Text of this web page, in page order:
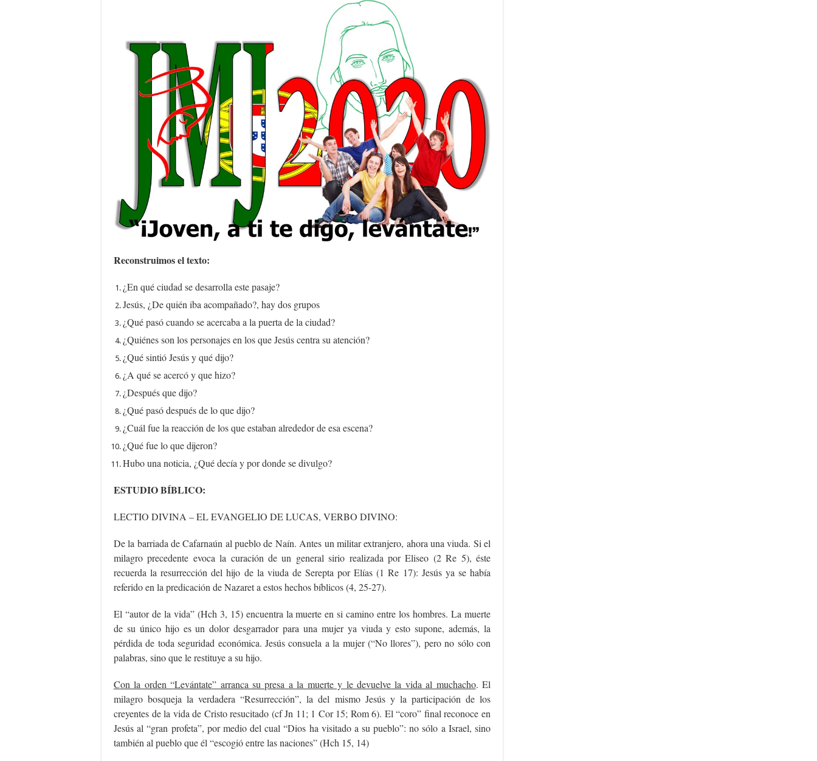
Reconstruimos el texto:
¿En qué ciudad se desarrolla este pasaje?
Jesús, ¿De quién iba acompañado?, hay dos grupos
¿Qué pasó cuando se acercaba a la puerta de la ciudad?
¿Quiénes son los personajes en los que Jesús centra su atención?
¿Qué sintió Jesús y qué dijo?
¿A qué se acercó y que hizo?
¿Después que dijo?
¿Qué pasó después de lo que dijo?
¿Cuál fue la reacción de los que estaban alrededor de esa escena?
¿Qué fue lo que dijeron?
Hubo una noticia, ¿Qué decía y por donde se divulgo?
ESTUDIO BÍBLICO:
LECTIO DIVINA – EL EVANGELIO DE LUCAS, VERBO DIVINO:
De la barriada de Cafarnaún al pueblo de Naín. Antes un militar extranjero, ahora una viuda. Si el
milagro precedente evoca la curación de un general sirio realizada por Eliseo (2 Re 5), éste
recuerda la resurrección del hijo de la viuda de Serepta por Elías (1 Re 17): Jesús ya se había
referido en la predicación de Nazaret a estos hechos bíblicos (4, 25-27).
El “autor de la vida” (Hch 3, 15) encuentra la muerte en si camino entre los hombres. La muerte
de su único hijo es un dolor desgarrador para una mujer ya viuda y esto supone, además, la
pérdida de toda seguridad económica. Jesús consuela a la mujer (“No llores”), pero no sólo con
palabras, sino que le restituye a su hijo.
Con la orden “Levántate” arranca su presa a la muerte y le devuelve la vida al muchacho. El
milagro bosqueja la verdadera “Resurrección”, la del mismo Jesús y la participación de los
creyentes de la vida de Cristo resucitado (cf Jn 11; 1 Cor 15; Rom 6). El “coro” final reconoce en
Jesús al “gran profeta”, por medio del cual “Dios ha visitado a su pueblo”: no sólo a Israel, sino
también al pueblo que él “escogió entre las naciones” (Hch 15, 14)